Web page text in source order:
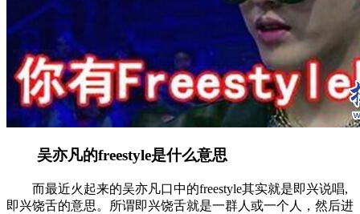
吴亦凡的freestyle是什么意思
而最近火起来的吴亦凡口中的freestyle其实就是即兴说唱,
即兴饶舌的意思。所谓即兴饶舌就是一群人或一个人，然后进